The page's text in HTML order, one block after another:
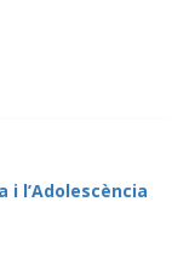
i l’Adolescència